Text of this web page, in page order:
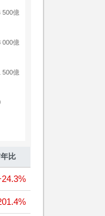
500億
000億
500億
比